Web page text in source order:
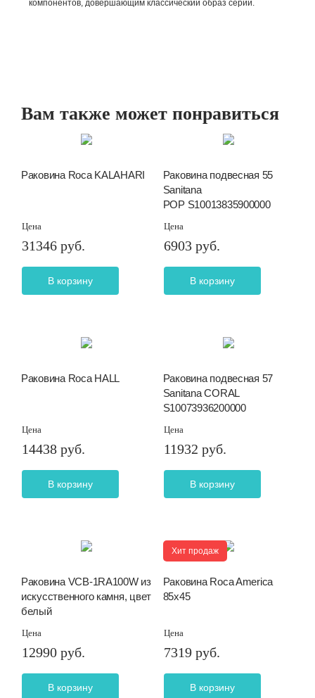
компонентов, довершающим классический образ серии.
Вам также может понравиться
Раковина Roca KALAHARI
Цена
31346 руб.
В корзину
Раковина подвесная 55
Sanitana
POP S10013835900000
Цена
6903 руб.
В корзину
Раковина Roca HALL
Цена
14438 руб.
В корзину
Раковина подвесная 57
Sanitana CORAL
S10073936200000
Цена
11932 руб.
В корзину
Раковина VCB-1RA100W из
искусственного камня, цвет
белый
Цена
12990 руб.
В корзину
Хит продаж
Раковина Roca America
85х45
Цена
7319 руб.
В корзину